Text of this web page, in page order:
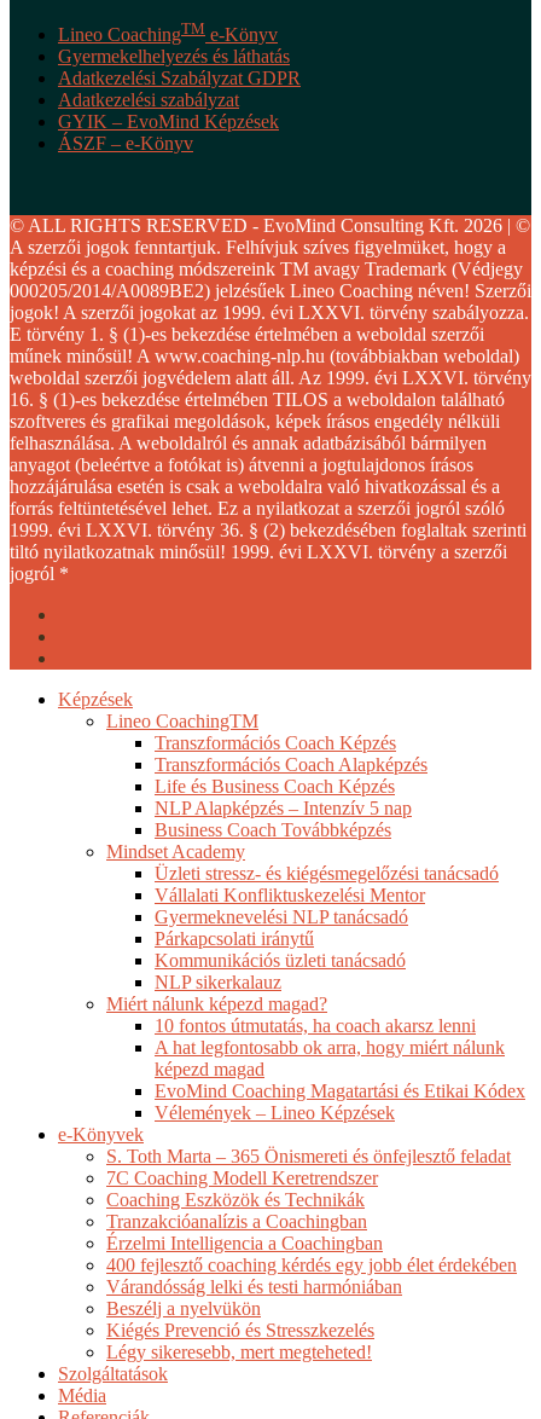
Lineo CoachingTM e-Könyv
Gyermekelhelyezés és láthatás
Adatkezelési Szabályzat GDPR
Adatkezelési szabályzat
GYIK – EvoMind Képzések
ÁSZF – e-Könyv
© ALL RIGHTS RESERVED - EvoMind Consulting Kft. 2026 | ©
A szerzői jogok fenntartjuk. Felhívjuk szíves figyelmüket, hogy a
képzési és a coaching módszereink TM avagy Trademark (Védjegy
000205/2014/A0089BE2) jelzésűek Lineo Coaching néven! Szerzői
jogok! A szerzői jogokat az 1999. évi LXXVI. törvény szabályozza.
E törvény 1. § (1)-es bekezdése értelmében a weboldal szerzői
műnek minősül! A www.coaching-nlp.hu (továbbiakban weboldal)
weboldal szerzői jogvédelem alatt áll. Az 1999. évi LXXVI. törvény
16. § (1)-es bekezdése értelmében TILOS a weboldalon található
szoftveres és grafikai megoldások, képek írásos engedély nélküli
felhasználása. A weboldalról és annak adatbázisából bármilyen
anyagot (beleértve a fotókat is) átvenni a jogtulajdonos írásos
hozzájárulása esetén is csak a weboldalra való hivatkozással és a
forrás feltüntetésével lehet. Ez a nyilatkozat a szerzői jogról szóló
1999. évi LXXVI. törvény 36. § (2) bekezdésében foglaltak szerinti
tiltó nyilatkozatnak minősül! 1999. évi LXXVI. törvény a szerzői
jogról *
Close
Képzések
Lineo CoachingTM
Transzformációs Coach Képzés
Transzformációs Coach Alapképzés
Life és Business Coach Képzés
NLP Alapképzés – Intenzív 5 nap
Business Coach Továbbképzés
Mindset Academy
Üzleti stressz- és kiégésmegelőzési tanácsadó
Vállalati Konfliktuskezelési Mentor
Gyermeknevelési NLP tanácsadó
Párkapcsolati iránytű
Kommunikációs üzleti tanácsadó
NLP sikerkalauz
Miért nálunk képezd magad?
10 fontos útmutatás, ha coach akarsz lenni
A hat legfontosabb ok arra, hogy miért nálunk
képezd magad
EvoMind Coaching Magatartási és Etikai Kódex
Vélemények – Lineo Képzések
e-Könyvek
S. Toth Marta – 365 Önismereti és önfejlesztő feladat
7C Coaching Modell Keretrendszer
Coaching Eszközök és Technikák
Tranzakcióanalízis a Coachingban
Érzelmi Intelligencia a Coachingban
400 fejlesztő coaching kérdés egy jobb élet érdekében
Várandósság lelki és testi harmóniában
Beszélj a nyelvükön
Kiégés Prevenció és Stresszkezelés
Légy sikeresebb, mert megteheted!
Szolgáltatások
Média